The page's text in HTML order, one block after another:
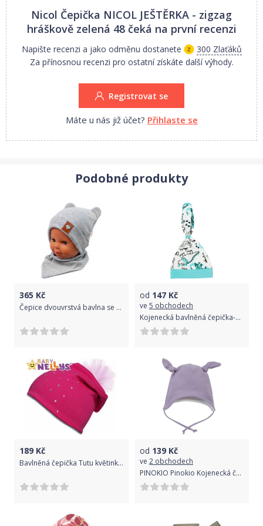
Uvedené rozměry se mohou minimálně lišit +- 0,5 cm - 1,5 cm.
Proč oblečení NICOL?
Protože, milujete své děti!
Oblečení NICOL patří mezi oblíbené oblečení maminek.
Vše vyrobeno v nejlepší kvalitě s láskou.
Nicol Čepička NICOL JEŠTĚRKA - zigzag
hráškově zelená 48 čeká na první recenzi
Napište recenzi a jako odměnu dostanete
300 Zlaťáků
Za přínosnou recenzi pro ostatní získáte další výhody.
Registrovat se
Máte u nás již účet? Přihlaste se
Podobné produkty
365 Kč
Čepice dvouvrstvá bavlna se šátkem - TEDDY šedá - vel.56-62
od 147 Kč
ve 5 obchodech
Kojenecká bavlněná čepička-šátek Nicol Dinosaur 56/62
189 Kč
Bavlněná čepička Tutu květinka s kamínky Baby Nellys ® - sytě růžová, 48-52
od 139 Kč
ve 2 obchodech
PINOKIO Pinokio Kojenecká čepička na zavazování, My Garden, lila, vel. 68